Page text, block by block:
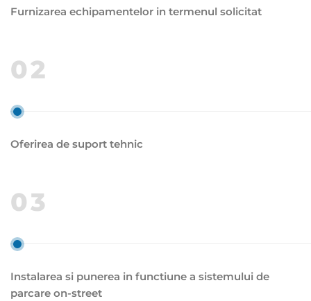
Furnizarea echipamentelor in termenul solicitat
02
Oferirea de suport tehnic
03
Instalarea si punerea in functiune a sistemului de
parcare on-street